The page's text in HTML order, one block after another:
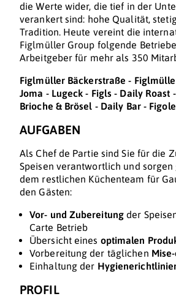
die Werte wider, die tief in der
verankert sind: hohe Qualität,
Tradition. Heute vereint die
Figlmüller Group folgende
Arbeitgeber für mehr als 350
Figlmüller Bäckerstraße -
Joma - Lugeck - Figls - Daily Roast
Brioche & Brösel - Daily Bar -
AUFGABEN
Als Chef de Partie sind Sie für die
Speisen verantwortlich und
dem restlichen Küchenteam für
den Gästen:
Vor- und Zubereitung der
Carte Betrieb
Übersicht eines optimalen
Vorbereitung der täglichen
Einhaltung der
PROFIL